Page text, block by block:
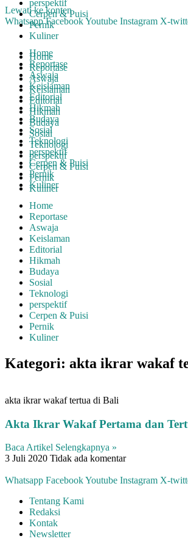
Lewati ke konten
Whatsapp FacebookYoutube Instagram X-
Home
Reportase
Aswaja
Keislaman
Editorial
Hikmah
Budaya
Sosial
Teknologi
perspektif
Cerpen & Puisi
Pernik
Kuliner
Home
Reportase
Aswaja
Keislaman
Editorial
Hikmah
Budaya
Sosial
Teknologi
perspektif
Cerpen & Puisi
Pernik
Kuliner
perspektif
Cerpen & Puisi
Pernik
Kuliner
Home
Reportase
Aswaja
Keislaman
Editorial
Hikmah
Budaya
Sosial
Teknologi
perspektif
Cerpen & Puisi
Pernik
Kuliner
Kategori: akta ikrar wakaf
akta ikrar wakaf tertua di Bali
Akta Ikrar Wakaf Pertama dan
Baca Artikel Selengkapnya »
3 Juli 2020 Tidak ada komentar
Whatsapp FacebookYoutube Instagram X-
Tentang Kami
Redaksi
Kontak
Newsletter